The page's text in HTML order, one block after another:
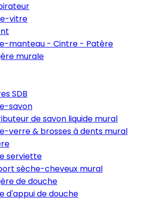
vitre
manteau - Cintre - Patère
murale
SDB
savon
de savon liquide mural
verre & brosses à dents mural
serviette
sèche-cheveux mural
de douche
d'appui de douche